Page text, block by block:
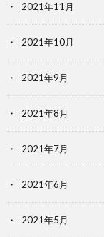
2021年11月
2021年10月
2021年9月
2021年8月
2021年7月
2021年6月
2021年5月